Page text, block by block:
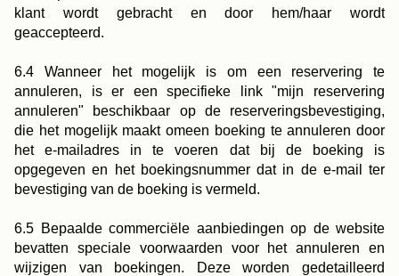
klant wordt gebracht en door hem/haar wordt
geaccepteerd.
6.4 Wanneer het mogelijk is om een reservering te
annuleren, is er een specifieke link "mijn reservering
annuleren" beschikbaar op de reserveringsbevestiging,
die het mogelijk maakt omeen boeking te annuleren door
het e-mailadres in te voeren dat bij de boeking is
opgegeven en het boekingsnummer dat in de e-mail ter
bevestiging van de boeking is vermeld.
6.5 Bepaalde commerciële aanbiedingen op de website
bevatten speciale voorwaarden voor het annuleren en
wijzigen van boekingen. Deze worden gedetailleerd